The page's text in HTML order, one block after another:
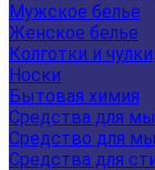
Мужское белье
Женское белье
Колготки и чулки
Носки
Бытовая химия
Средства для
Средство для
Средства для